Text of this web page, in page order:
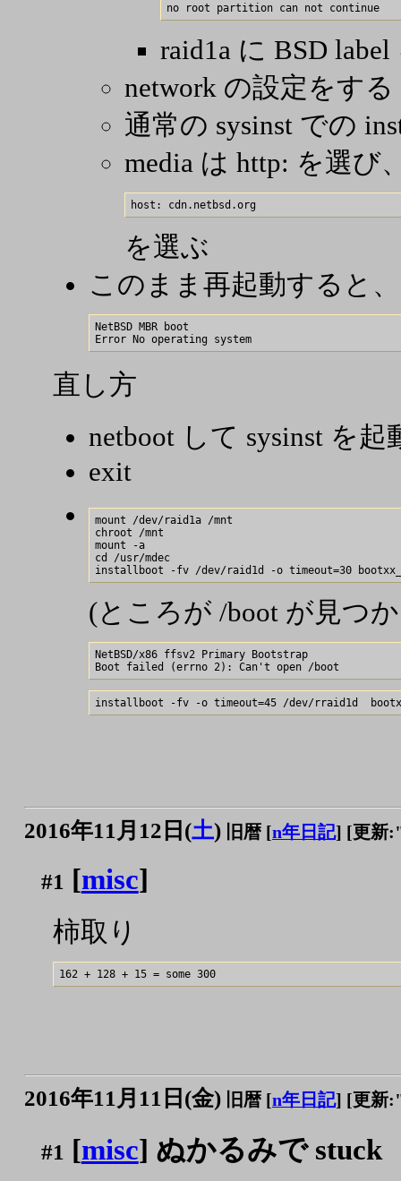
raid1a に BSD
network の設定をする
通常の sysinst での
media は http: を選び
を選ぶ
このまま再起動すると
NetBSD MBR boot
直し方
netboot して sysinst を起
exit
mount /dev/raid1a /mnt
chroot /mnt
mount -a
cd /usr/mdec
(ところが /boot が見つ
NetBSD/x86 ffsv2 Primary Bootstrap
2016年11月12日(土) 旧暦 [n年日記] [更新
#1 [misc]
柿取り
2016年11月11日(金) 旧暦 [n年日記] [更新
#1 [misc] ぬかるみで stuck